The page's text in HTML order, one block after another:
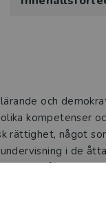
och
kompetenser
rättighet, något
i de
de åtta
få med sig från